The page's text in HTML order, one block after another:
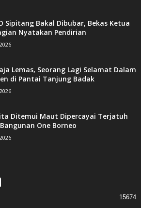
Sipitang Bakal Dibubar, Bekas Ketua
Nyatakan Pendirian
Lemas, Seorang Lagi Selamat Dalam
di Pantai Tanjung Badak
Ditemui Maut Dipercayai Terjatuh
One Borneo
15674